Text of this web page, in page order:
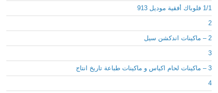
1/1 فلوباك أفقية موديل 913
2
2 – ماكينات اندكشن سيل
3
3 – ماكينات لحام اكياس و ماكينات طباعة تاريخ انتاج
4